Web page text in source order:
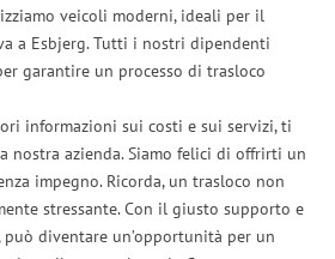
veicoli moderni, ideali per il
a Esbjerg. Tutti i nostri dipendenti
garantire un processo di trasloco
informazioni sui costi e sui servizi, ti
nostra azienda. Siamo felici di offrirti un
impegno. Ricorda, un trasloco non
stressante. Con il giusto supporto e
diventare un’opportunità per un